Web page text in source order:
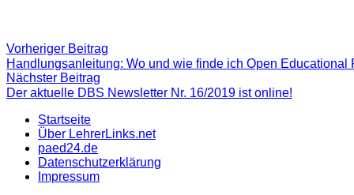
Beitragsnavigation
Vorheriger Beitrag
Beitrag:
Handlungsanleitung: Wo und wie finde ich Open Educational
Nächster Beitrag
Beitrag
Der aktuelle DBS Newsletter Nr. 16/2019 ist online!
Startseite
Über LehrerLinks.net
paed24.de
Datenschutzerklärung
Impressum